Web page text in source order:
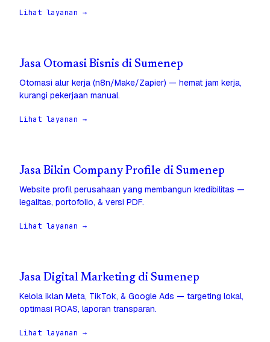
Lihat layanan →
Jasa Otomasi Bisnis di Sumenep
Otomasi alur kerja (n8n/Make/Zapier) — hemat jam kerja,
kurangi pekerjaan manual.
Lihat layanan →
Jasa Bikin Company Profile di Sumenep
Website profil perusahaan yang membangun kredibilitas —
legalitas, portofolio, & versi PDF.
Lihat layanan →
Jasa Digital Marketing di Sumenep
Kelola iklan Meta, TikTok, & Google Ads — targeting lokal,
optimasi ROAS, laporan transparan.
Lihat layanan →